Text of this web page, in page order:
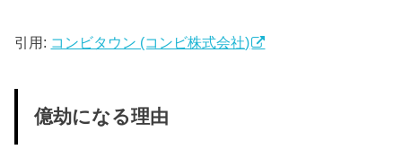
引用: コンビタウン (コンビ株式会社)
億劫になる理由